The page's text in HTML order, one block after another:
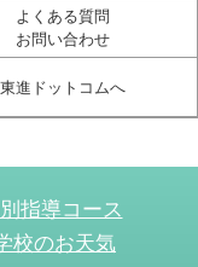
よくある質問
お問い合わせ
東進ドットコムへ
指導コース
校のお天気